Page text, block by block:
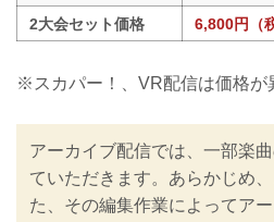
2大会セット価格
6,800円（
※スカパー！、VR配信は価格が
アーカイブ配信では、一部楽
ていただきます。あらかじめ
た、その編集作業によってア